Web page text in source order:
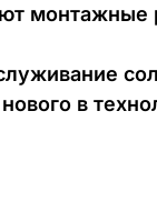
монтажные
в